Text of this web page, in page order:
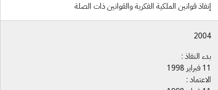
قوانين الملكية الفكرية والقوانين ذات الصلة
النفاذ :
: